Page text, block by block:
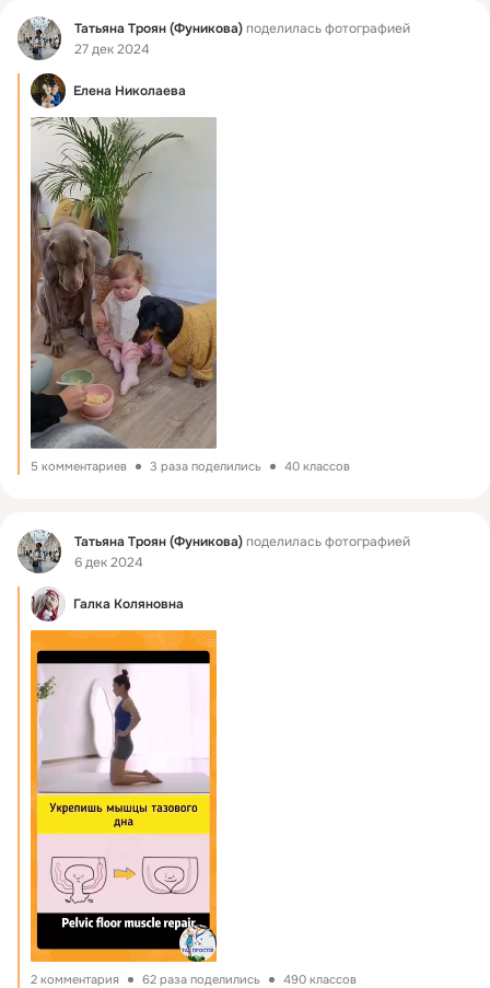
Фид Татьяна Троян (Фуникова)поделилась фотографией
27 дек 2024
Елена Николаева
5 комментариев 3 раза поделились 40 классов
Фид Татьяна Троян (Фуникова)поделилась фотографией
6 дек 2024
Галка Коляновна
2 комментария 62 раза поделились 490 классов